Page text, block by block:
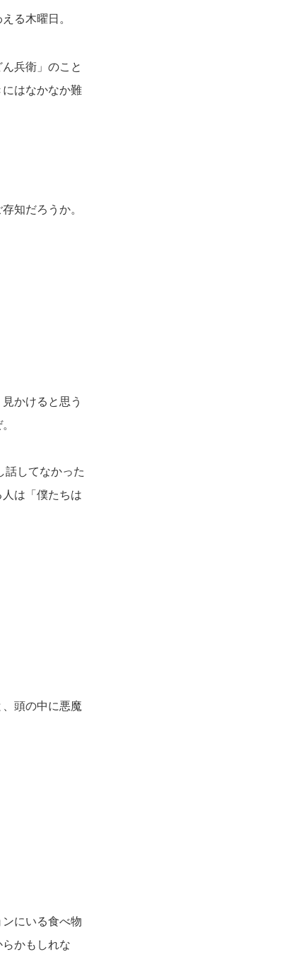
る木曜日。
兵衛」のこと
はなかなか難
知だろうか。
かけると思う
話してなかった
は「僕たちは
頭の中に悪魔
にいる食べ物
かもしれな